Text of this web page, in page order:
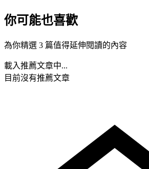
你可能也喜歡
為你精選 3 篇值得延伸閱讀的內容
載入推薦文章中...
目前沒有推薦文章